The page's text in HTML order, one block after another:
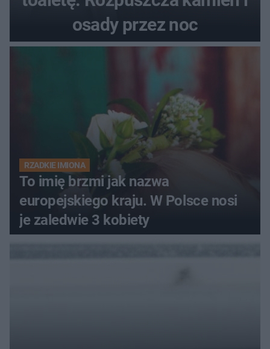
osady przez noc
RZADKIE IMIONA
To imię brzmi jak nazwa
europejskiego kraju. W Polsce nosi
je zaledwie 3 kobiety